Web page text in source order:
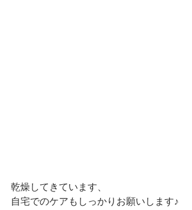
乾燥してきています、
自宅でのケアもしっかりお願いします♪